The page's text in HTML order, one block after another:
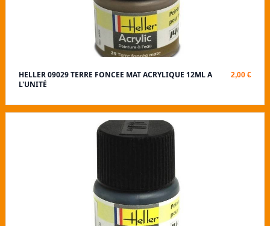
HELLER 09029 TERRE FONCEE MAT ACRYLIQUE 12ML A
L'UNITÉ
2,00 €